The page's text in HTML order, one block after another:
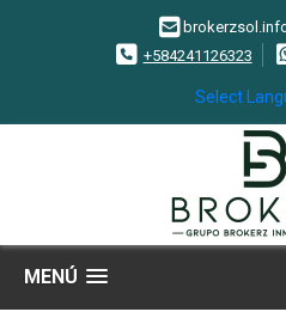
+584241126323
Select
MENÚ